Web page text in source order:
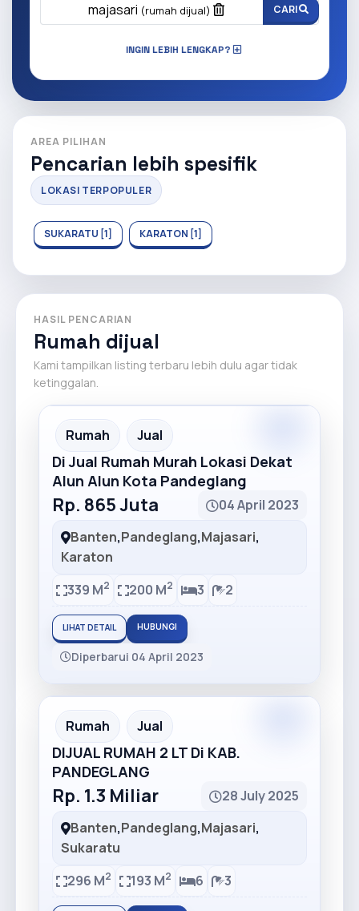
majasari (rumah dijual) CARI
INGIN LEBIH LENGKAP?
AREA PILIHAN
Pencarian lebih spesifik
LOKASI TERPOPULER
SUKARATU [1] KARATON [1]
HASIL PENCARIAN
Rumah dijual
Kami tampilkan listing terbaru lebih dulu agar tidak
ketinggalan.
Recommended
Rumah Jual
Di Jual Rumah Murah Lokasi Dekat
Alun Alun Kota Pandeglang
Rp. 865 Juta
04 April 2023
Banten,Pandeglang,Majasari,
Karaton
339 M2 200 M2 3 2
LIHAT DETAIL HUBUNGI
Diperbarui 04 April 2023
Recommended
Rumah Jual
DIJUAL RUMAH 2 LT Di KAB.
PANDEGLANG
Rp. 1.3 Miliar
28 July 2025
Banten,Pandeglang,Majasari,
Sukaratu
296 M2 193 M2 6 3